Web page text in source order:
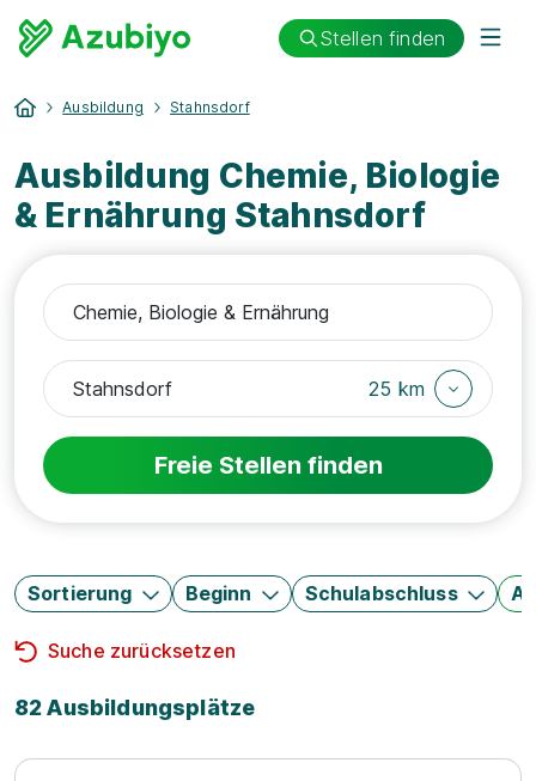
Stellen finden
Ausbildung Stahnsdorf
Ausbildung Chemie, Biologie
& Ernährung Stahnsdorf
25 km
Freie Stellen finden
Sortierung Beginn Schulabschluss
Suche zurücksetzen
82 Ausbildungsplätze